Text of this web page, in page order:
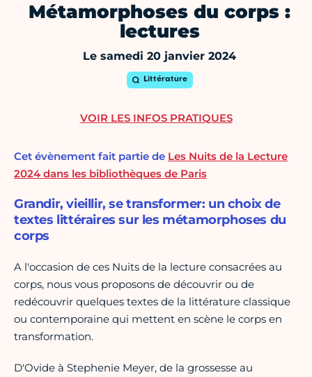
Métamorphoses du corps :
lectures
Le samedi 20 janvier 2024
Littérature
Cet évènement fait partie de Les Nuits de la Lecture
2024 dans les bibliothèques de Paris
Grandir, vieillir, se transformer: un choix de
textes littéraires sur les métamorphoses du
corps
A l'occasion de ces Nuits de la lecture consacrées au
corps, nous vous proposons de découvrir ou de
redécouvrir quelques textes de la littérature classique
ou contemporaine qui mettent en scène le corps en
transformation.
D'Ovide à Stephenie Meyer, de la grossesse au
VOIR LES INFOS PRATIQUES